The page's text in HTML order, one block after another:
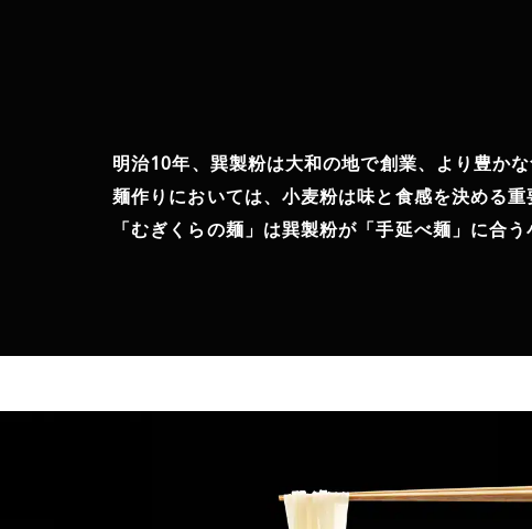
明治10年、巽製粉は大和の地で創業、より豊か
麺作りにおいては、小麦粉は味と食感を決める重
「むぎくらの麺」は巽製粉が「手延べ麺」に合